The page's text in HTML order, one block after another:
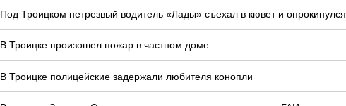
Под Троицком нетрезвый водитель «Лады» съехал в кювет и опрокинулся
В Троицке произошел пожар в частном доме
В Троицке полицейские задержали любителя конопли